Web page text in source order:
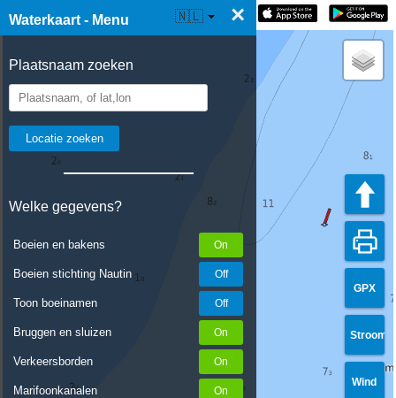
Waterkaart - Menu ×
Plaatsnaam zoeken
Welke gegevens?
Boeien en bakens
Boeien stichting Nautin
Toon boeinamen
Bruggen en sluizen
Verkeersborden
Marifoonkanalen
☰ Waterkaart Live 🇳🇱
GPX
Stroom
Wind